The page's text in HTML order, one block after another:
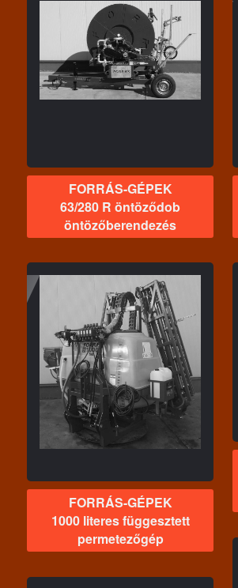
FORRÁS-GÉPEK
63/280 R öntöződob
öntözőberendezés
FORRÁS-GÉPEK
75/350 öntöződob
öntözőberendezés
FORRÁS-GÉPEK
1000 literes függesztett
permetezőgép
FORRÁS-GÉPEK
Forrás 1000 AXI
permetezőgép